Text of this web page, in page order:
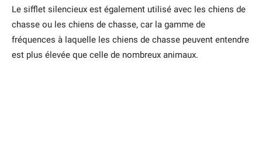
Le sifflet silencieux est également utilisé avec les chiens de
chasse ou les chiens de chasse, car la gamme de
fréquences à laquelle les chiens de chasse peuvent entendre
est plus élevée que celle de nombreux animaux.